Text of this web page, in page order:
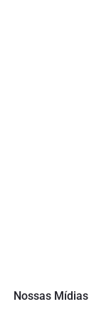
Nossas Mídias